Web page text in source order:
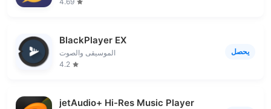
BlackPlayer EX
الموسيقى والصوت
4.2
يحصل
jetAudio+ Hi-Res Music Player